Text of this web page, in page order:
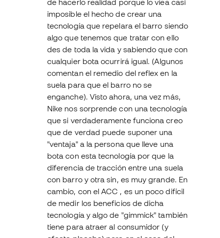
de hacerlo realidad porque lo víea casi
imposible el hecho de crear una
tecnología que repelara el barro siendo
algo que tenemos que tratar con ello
des de toda la vida y sabiendo que con
cualquier bota ocurrirá igual. (Algunos
comentan el remedio del reflex en la
suela para que el barro no se
enganche). Visto ahora, una vez más,
Nike nos sorprende con una tecnología
que si verdaderamente funciona creo
que de verdad puede suponer una
"ventaja" a la persona que lleve una
bota con esta tecnología por que la
diferencia de tracción entre una suela
con barro y otra sin, es muy grande. En
cambio, con el ACC , es un poco difícil
de medir los beneficios de dicha
tecnología y algo de "gimmick" también
tiene para atraer al consumidor (y